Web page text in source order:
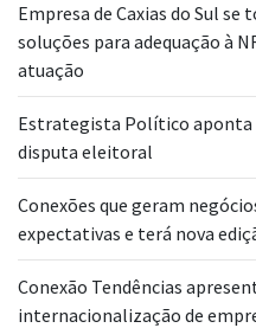
Empresa de Caxias do Sul
soluções para adequação à
atuação
Estrategista Político aponta
disputa eleitoral
Conexões que geram
expectativas e terá nova
Conexão Tendências
internacionalização de